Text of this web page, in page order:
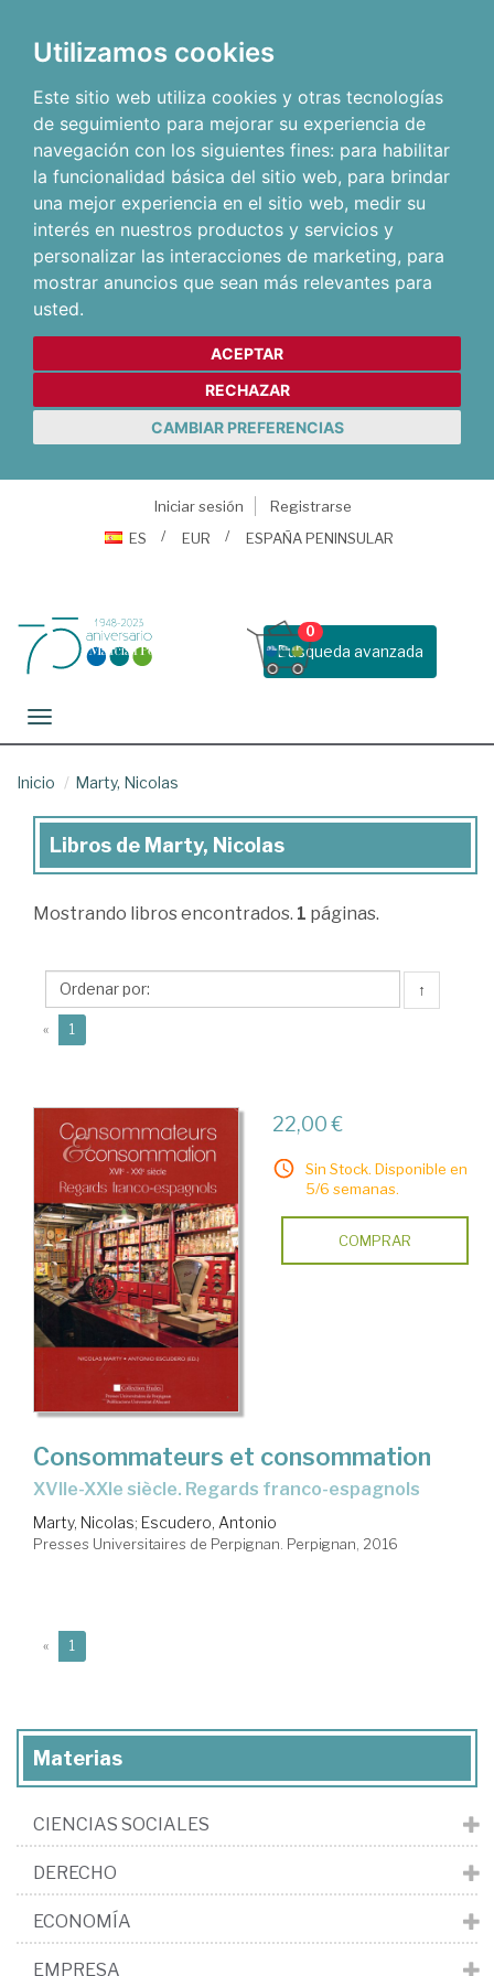
Utilizamos cookies
Este sitio web utiliza cookies y otras tecnologías
de seguimiento para mejorar su experiencia de
navegación con los siguientes fines: para habilitar
la funcionalidad básica del sitio web, para brindar
una mejor experiencia en el sitio web, medir su
interés en nuestros productos y servicios y
personalizar las interacciones de marketing, para
mostrar anuncios que sean más relevantes para
usted.
ACEPTAR
RECHAZAR
CAMBIAR PREFERENCIAS
Iniciar sesión
Registrarse
ES
EUR ESPAÑA PENINSULAR
Busqueda avanzada
0
Toggle navigation
Inicio Marty, Nicolas
Libros
Marty,
Libros de Marty, Nicolas
Mostrando libros encontrados. 1 páginas.
↑
« 1
22,00 €
Sin Stock. Disponible en
5/6 semanas.
COMPRAR
Consommateurs et consommation
XVIIe-XXIe siècle. Regards franco-espagnols
Marty, Nicolas; Escudero, Antonio
Presses Universitaires de Perpignan. Perpignan, 2016
« 1
Materias
CIENCIAS SOCIALES
DERECHO
ECONOMÍA
EMPRESA